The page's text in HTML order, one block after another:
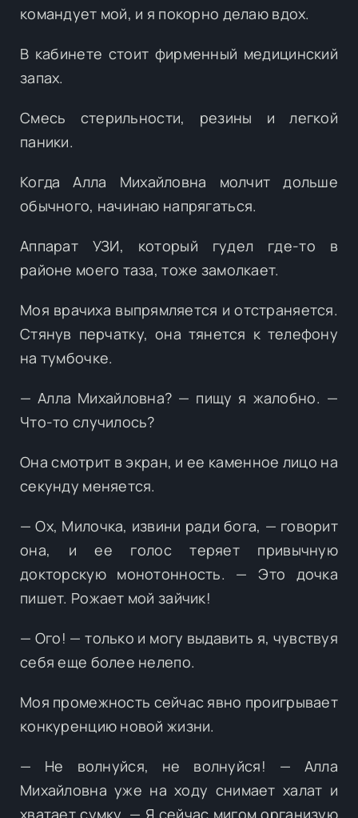
командует мой, и я покорно делаю вдох.
В кабинете стоит фирменный медицинский
запах.
Смесь стерильности, резины и легкой
паники.
Когда Алла Михайловна молчит дольше
обычного, начинаю напрягаться.
Аппарат УЗИ, который гудел где-то в
районе моего таза, тоже замолкает.
Моя врачиха выпрямляется и отстраняется.
Стянув перчатку, она тянется к телефону
на тумбочке.
— Алла Михайловна? — пищу я жалобно. —
Что-то случилось?
Она смотрит в экран, и ее каменное лицо на
секунду меняется.
— Ох, Милочка, извини ради бога, — говорит
она, и ее голос теряет привычную
докторскую монотонность. — Это дочка
пишет. Рожает мой зайчик!
— Ого! — только и могу выдавить я, чувствуя
себя еще более нелепо.
Моя промежность сейчас явно проигрывает
конкуренцию новой жизни.
— Не волнуйся, не волнуйся! — Алла
Михайловна уже на ходу снимает халат и
хватает сумку. — Я сейчас мигом организую